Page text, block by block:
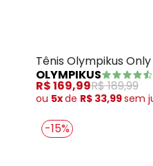
Tênis Olympikus
OLYMPIKUS
R$ 169,99R$ 189,99
ou 5xde R$ 33,99sem
-15%